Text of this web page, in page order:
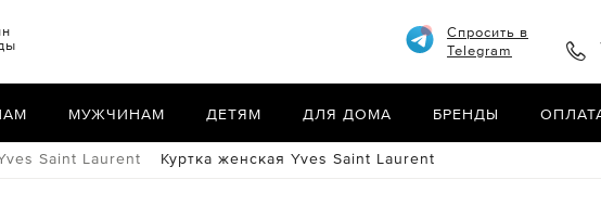
Спросить в
Telegram
МУЖЧИНАМ ДЕТЯМ ДЛЯ ДОМА БРЕНДЫ
Saint Laurent Куртка женская Yves Saint Laurent